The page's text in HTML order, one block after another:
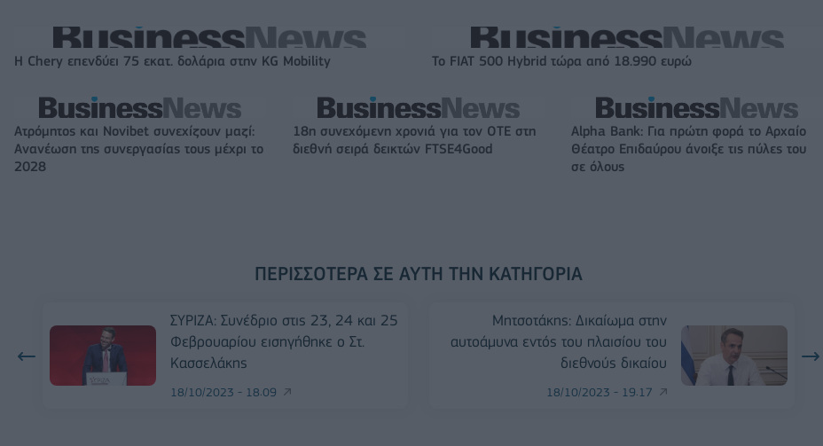
Η Chery επενδύει 75 εκατ. δολάρια στην KG Mobility Το FIAT 500 Hybrid τώρα από 18.990 ευρώ
Ατρόμητος και Novibet συνεχίζουν μαζί:
Ανανέωση της συνεργασίας τους μέχρι το
2028
18η συνεχόμενη χρονιά για τον ΟΤΕ στη
διεθνή σειρά δεικτών FTSE4Good
Alpha Bank: Για πρώτη φορά το Αρχαίο
Θέατρο Επιδαύρου άνοιξε τις πύλες του
σε όλους
ΠΕΡΙΣΣΌΤΕΡΑ ΣΕ ΑΥΤΉ ΤΗΝ ΚΑΤΗΓΟΡΊΑ
ΣΥΡΙΖΑ: Συνέδριο στις 23, 24 και 25
Φεβρουαρίου εισηγήθηκε ο Στ.
Κασσελάκης
18/10/2023 - 18:09
Μητσοτάκης: Δικαίωμα στην
αυτοάμυνα εντός του πλαισίου του
διεθνούς δικαίου
18/10/2023 - 19:17